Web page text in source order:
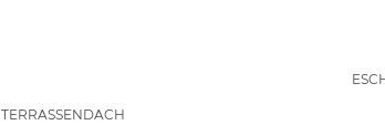
TERRASSENDACH